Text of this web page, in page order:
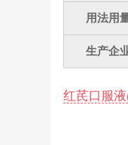
用法用
生产企
红芪口服